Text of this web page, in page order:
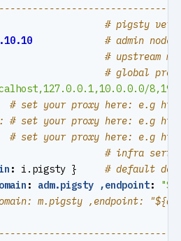
# pigsty
# admin node
# upstream
# global proxy
# set your proxy here: e.g
# set your proxy here: e.g
set your proxy here: e.g
# infra
: i.pigsty }
# default
: adm.pigsty ,endpoint:
m.pigsty ,endpoint: